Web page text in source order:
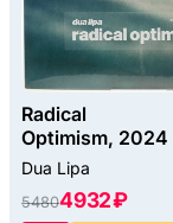
Radical
Optimism, 2024
Dua Lipa
54804932 ₽